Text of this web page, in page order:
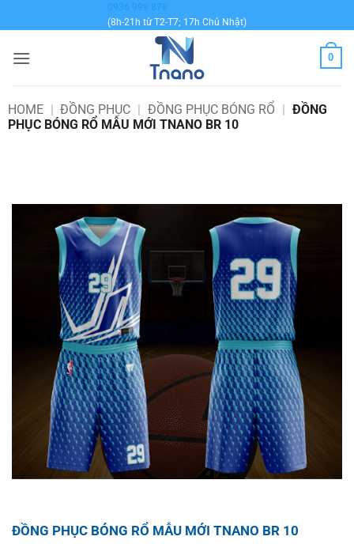
qua
dung
0936 999 878
(8h-21h từ T2-T7; 17h Chủ Nhật)
0
HOME | ĐỒNG PHỤC | ĐỒNG PHỤC BÓNG RỔ | ĐỒNG
PHỤC BÓNG RỔ MẪU MỚI TNANO BR 10
ĐỒNG PHỤC BÓNG RỔ MẪU MỚI TNANO BR 10